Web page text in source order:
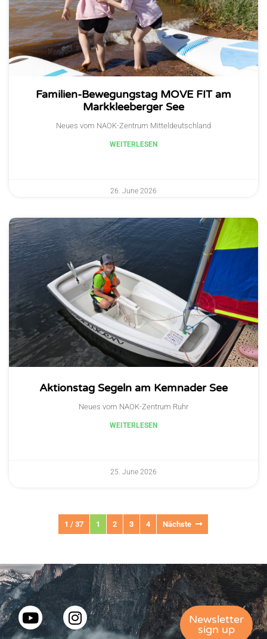
Familien-Bewegungstag MOVE FIT am
Markkleeberger See
Neues vom NAOK-Zentrum Mitteldeutschland
WEITERLESEN
26. June 2026
Aktionstag Segeln am Kemnader See
Neues vom NAOK-Zentrum Ruhr
WEITERLESEN
25. June 2026
1 / 37 1 2 3 4 Nächste
Newsletter
sign up